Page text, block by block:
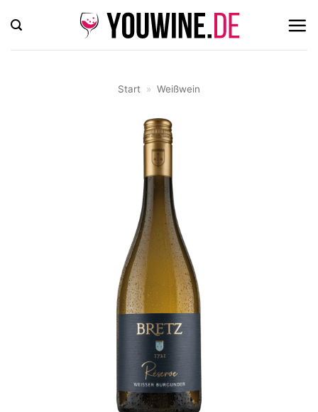
Inhalt
springen
Start » Weißwein